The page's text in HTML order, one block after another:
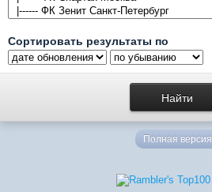
Сортировать результаты по
Полная версия